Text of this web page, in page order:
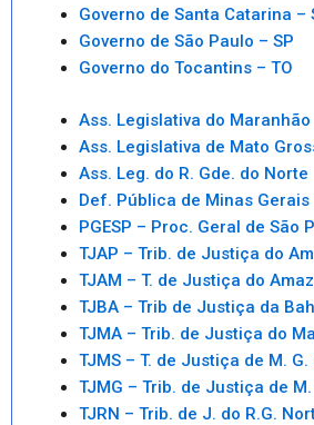
Governo de Santa Catarina –
Governo de São Paulo – SP
Governo do Tocantins – TO
Ass. Legislativa do Maranhão
Ass. Legislativa de Mato
Ass. Leg. do R. Gde. do Norte
Def. Pública de Minas Gerais
PGESP – Proc. Geral de São
TJAP – Trib. de Justiça do
TJAM – T. de Justiça do
TJBA – Trib de Justiça da
TJMA – Trib. de Justiça do
TJMS – T. de Justiça de M. G.
TJMG – Trib. de Justiça de
TJRN – Trib. de J. do R.G.